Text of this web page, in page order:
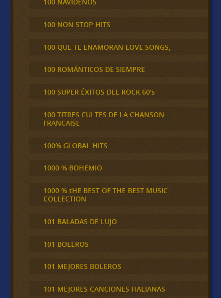
100 NON STOP HITS
100 QUE TE ENAMORAN LOVE SONGS,
100 ROMÁNTICOS DE SIEMPRE
100 SUPER ÉXITOS DEL ROCK 60's
100 TITRES CULTES DE LA CHANSON
FRANCAISE
100% GLOBAL HITS
1000 % BOHEMIO
1000 % tHE BEST OF THE BEST MUSIC
COLLECTION
101 BALADAS DE LUJO
101 BOLEROS
101 MEJORES BOLEROS
101 MEJORES CANCIONES ITALIANAS